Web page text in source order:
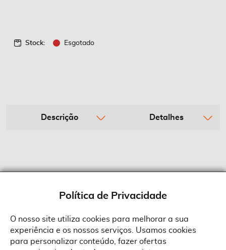
Stock: Esgotado
Descrição Detalhes
Política de Privacidade
O nosso site utiliza cookies para melhorar a sua
experiência e os nossos serviços. Usamos cookies
para personalizar conteúdo, fazer ofertas
Sobre a Suprides
Política de Cookies